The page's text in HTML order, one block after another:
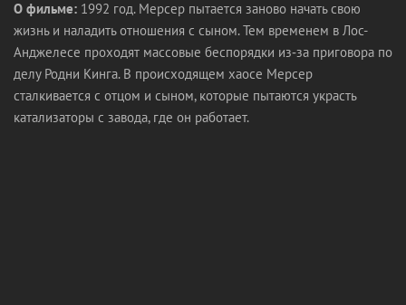
О фильме: 1992 год. Мерсер пытается заново начать свою
жизнь и наладить отношения с сыном. Тем временем в Лос-
Анджелесе проходят массовые беспорядки из‑за приговора по
делу Родни Кинга. В происходящем хаосе Мерсер
сталкивается с отцом и сыном, которые пытаются украсть
катализаторы с завода, где он работает.